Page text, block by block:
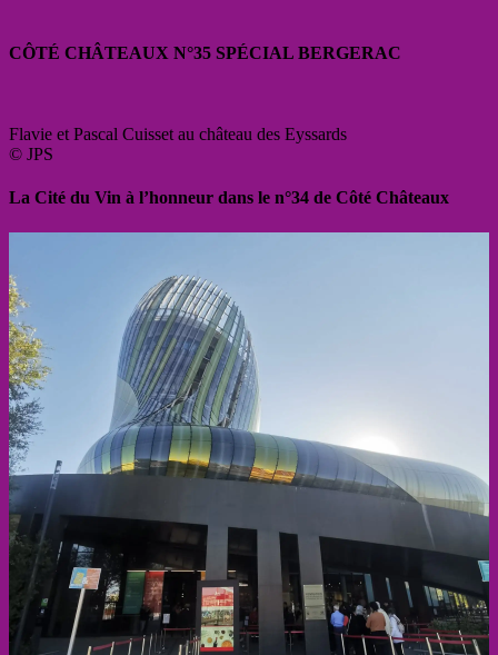
CÔTÉ CHÂTEAUX N°35 SPÉCIAL BERGERAC
Flavie et Pascal Cuisset au château des Eyssards
© JPS
La Cité du Vin à l’honneur dans le n°34 de Côté Châteaux